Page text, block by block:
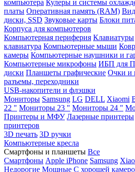
компьютера Кулеры и системы
платы Оперативная память (RAM)
диски, SSD Звуковые карты Блоки
Корпуса для компьютеров
Компьютерная периферия Клавиатуры
клавиатура Компьютерные мыши
камеры Компьютерные наушники и
Компьютерные микрофоны ИБП для
диски Планшеты графические Очки и
разъемы, переходники
USB-накопители и флэшки
Мониторы Samsung LG DELL Xiaomi
22 " Мониторы 23 " Мониторы 24 "
Принтеры и МФУ Лазерные принтеры
принтеров
3D печать 3D ручки
Компьютерные кресла
Смартфоны и планшеты Все
Смартфоны Apple iPhone Samsung
Недорогие Мощные С хорошей